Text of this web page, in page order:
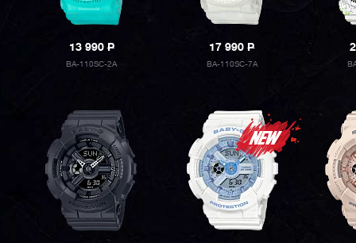
13 990P
BA-110SC-2A
17 990P
BA-110SC-7A